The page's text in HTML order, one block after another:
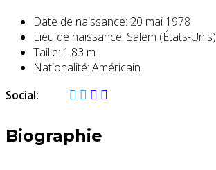
Date de naissance: 20 mai 1978
Lieu de naissance: Salem (États-Unis)
Taille: 1.83 m
Nationalité: Américain
Social:
Biographie